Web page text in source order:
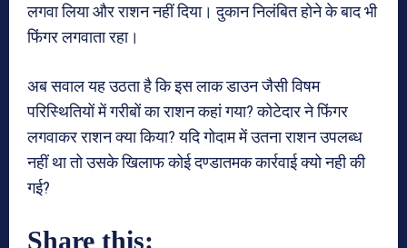
लगवा लिया और राशन नहीं दिया। दुकान निलंबित होने के बाद भी
फिंगर लगवाता रहा।
अब सवाल यह उठता है कि इस लाक डाउन जैसी विषम
परिस्थितियों में गरीबों का राशन कहां गया? कोटेदार ने फिंगर
लगवाकर राशन क्या किया? यदि गोदाम में उतना राशन उपलब्ध
नहीं था तो उसके खिलाफ कोई दण्डातमक कार्रवाई क्यो नही की
गई?
Share this: